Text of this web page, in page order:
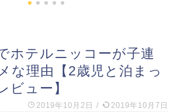
ホテルニッコーが子連
な理由【2歳児と泊まっ
ビュー】
2019年10月2日 / 2019年10月7日